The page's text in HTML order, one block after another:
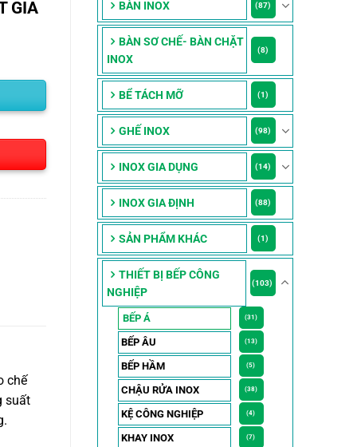
BÀN INOX (87)
BÀN SƠ CHẾ- BÀN CHẶT
INOX
(8)
BỂ TÁCH MỠ (1)
GHẾ INOX (98)
INOX GIA DỤNG (14)
INOX GIA ĐỊNH (88)
SẢN PHẨM KHÁC (1)
THIẾT BỊ BẾP CÔNG
NGHIỆP
(103)
BẾP Á (31)
BẾP ÂU (13)
BẾP HẦM (5)
CHẬU RỬA INOX (38)
KỆ CÔNG NGHIỆP (4)
KHAY INOX (7)
GIA
chế
suất